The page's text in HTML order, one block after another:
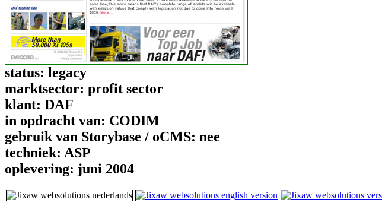
status: legacy
marktsector: profit sector
klant: DAF
in opdracht van: CODIM
gebruik van Storybase / oCMS: nee
techniek: ASP
oplevering: juni 2004